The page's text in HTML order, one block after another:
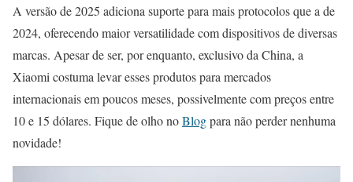
A versão de 2025 adiciona suporte para mais protocolos que a de
2024, oferecendo maior versatilidade com dispositivos de diversas
marcas. Apesar de ser, por enquanto, exclusivo da China, a
Xiaomi costuma levar esses produtos para mercados
internacionais em poucos meses, possivelmente com preços entre
10 e 15 dólares. Fique de olho noBlogpara não perder nenhuma
novidade!